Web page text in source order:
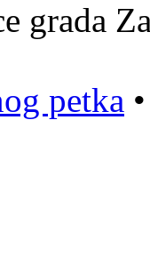
grada
petka